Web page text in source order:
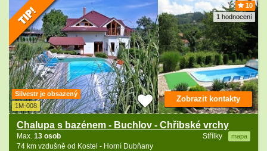
10
1 hodnocení
Silvestr je obsazený
1M-008
Chalupa s bazénem - Buchlov - Chřibské vrchy
Střílky mapa
Max. 13 osob
74 km vzdušně od Kostel - Horní Dubňany
Zobrazit kontakty